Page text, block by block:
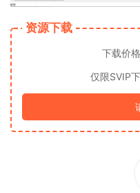
资源下载
下载价格
仅限SVIP